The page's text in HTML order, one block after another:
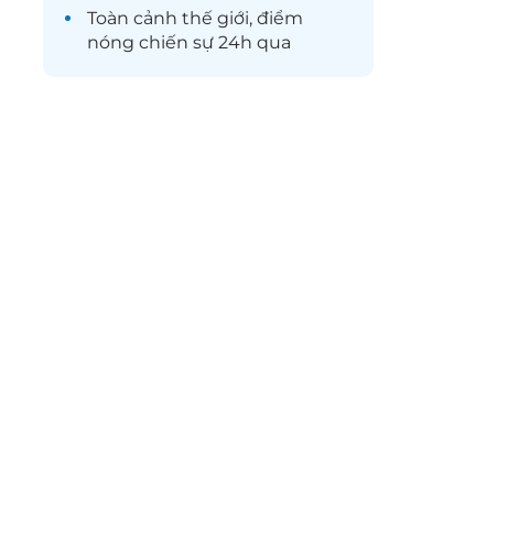
Toàn cảnh thế giới, điểm
nóng chiến sự 24h qua